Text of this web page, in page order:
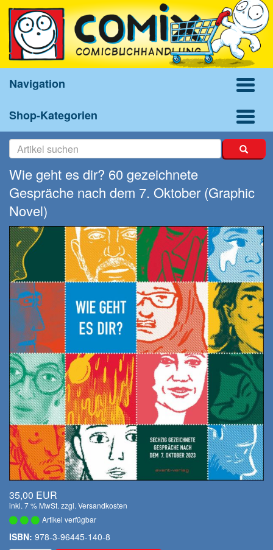
Navigation
Shop-Kategorien
Wie geht es dir? 60 gezeichnete
Gespräche nach dem 7. Oktober (Graphic
Novel)
35,00 EUR
inkl. 7 % MwSt. zzgl. Versandkosten
Artikel verfügbar
ISBN: 978-3-96445-140-8